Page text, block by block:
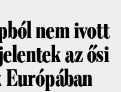
nem ivott
az ősi